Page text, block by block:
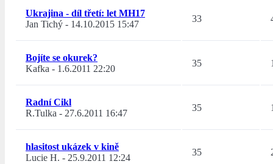
Ukrajina - díl třetí: let MH17
Jan Tichý - 14.10.2015 15:47
33
Bojíte se okurek?
Kafka - 1.6.2011 22:20
35
Radní Cikl
R.Tulka - 27.6.2011 16:47
35
hlasitost ukázek v kině
Lucie H. - 25.9.2011 12:24
35